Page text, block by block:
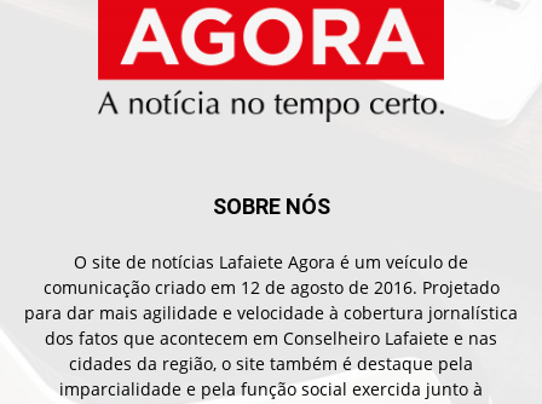
SOBRE NÓS
O site de notícias Lafaiete Agora é um veículo de
comunicação criado em 12 de agosto de 2016. Projetado
para dar mais agilidade e velocidade à cobertura jornalística
dos fatos que acontecem em Conselheiro Lafaiete e nas
cidades da região, o site também é destaque pela
imparcialidade e pela função social exercida junto à